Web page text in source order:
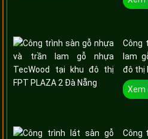
Công
lam
đô thị
Xem
Công